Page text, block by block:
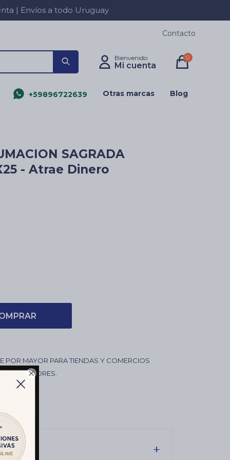

| Envíos a todo Uruguay
+59896722639 Otras marcas Blog
0
Contacto
SAGRADA
- Atrae Dinero
POR MAYOR PARA TIENDAS Y COMERCIOS